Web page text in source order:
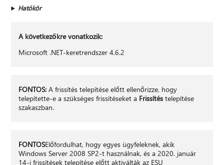
Hatókör
A következőkre vonatkozik:
Microsoft .NET-keretrendszer 4.6.2
FONTOS:A frissítés telepítése előtt ellenőrizze, hogy
telepítette-e a szükséges frissítéseket a Frissítéstelepítése
szakaszban.
FONTOSElőfordulhat, hogy egyes ügyfeleknek, akik
Windows Server 2008 SP2-t használnak, és a 2020. január
14-i frissítések telepítése előtt aktiválták az ESU